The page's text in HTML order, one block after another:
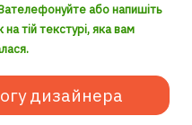
або напишіть
тій текстурі, яка вам
дизайнера